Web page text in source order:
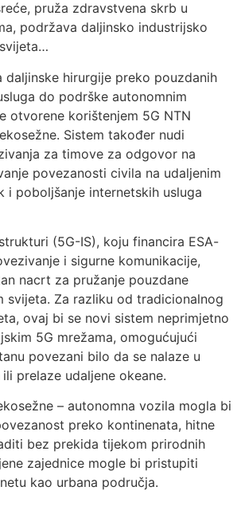
pruža zdravstvena skrb u
podržava daljinsko industrijsko
daljinske hirurgije preko pouzdanih
do podrške autonomnim
otvorene korištenjem 5G NTN
Sistem također nudi
za timove za odgovor na
povezanosti civila na udaljenim
i poboljšanje internetskih usluga
(5G-IS), koju financira ESA-
i sigurne komunikacije,
nacrt za pružanje pouzdane
svijeta. Za razliku od tradicionalnog
ovaj bi se novi sistem neprimjetno
5G mrežama, omogućujući
povezani bilo da se nalaze u
prelaze udaljene okeane.
– autonomna vozila mogla bi
preko kontinenata, hitne
bez prekida tijekom prirodnih
zajednice mogle bi pristupiti
kao urbana područja.